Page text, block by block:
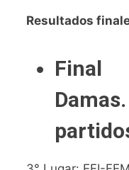
Resultados
Final